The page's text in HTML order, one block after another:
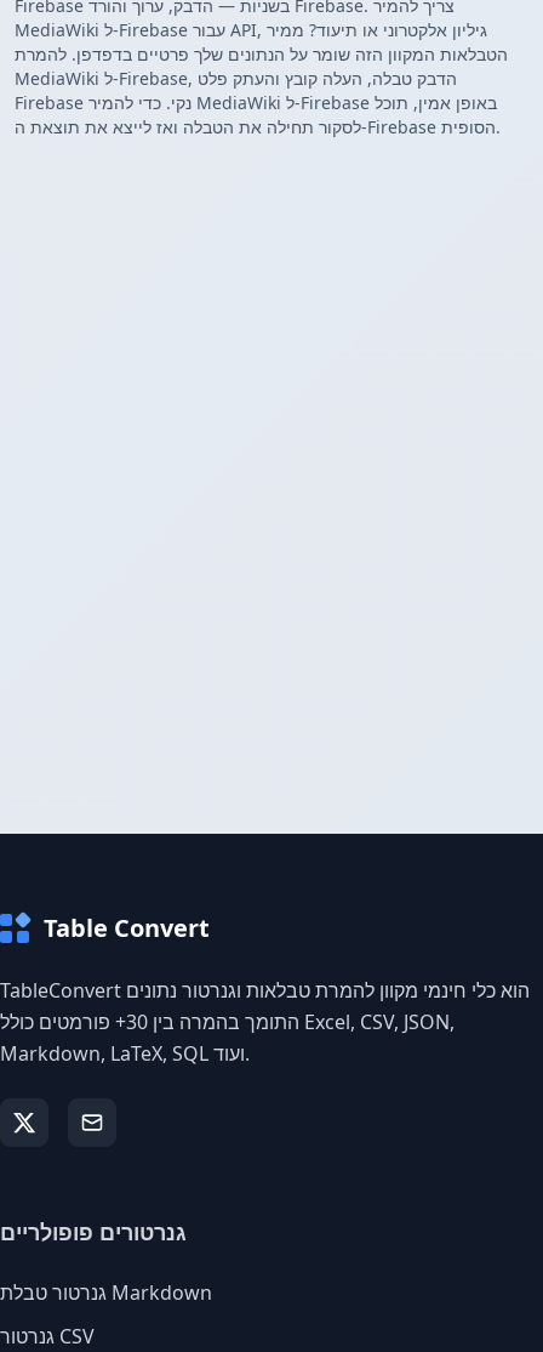
Firebase בשניות — הדבק, ערוך והורד Firebase. צריך להמיר
MediaWiki ל-Firebase עבור API, גיליון אלקטרוני או תיעוד? ממיר
הטבלאות המקוון הזה שומר על הנתונים שלך פרטיים בדפדפן. להמרת
MediaWiki ל-Firebase, הדבק טבלה, העלה קובץ והעתק פלט
Firebase נקי. כדי להמיר MediaWiki ל-Firebase באופן אמין, תוכל
לסקור תחילה את הטבלה ואז לייצא את תוצאת ה-Firebase הסופית.
Table Convert
TableConvert הוא כלי חינמי מקוון להמרת טבלאות וגנרטור נתונים
התומך בהמרה בין 30+ פורמטים כולל Excel, CSV, JSON,
Markdown, LaTeX, SQL ועוד.
גנרטורים פופולריים
גנרטור טבלת Markdown
גנרטור CSV